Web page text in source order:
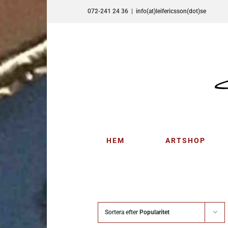
072-241 24 36 info(at)leifericsson(dot)se
HEM ARTSHOP
Sortera efter Popularitet